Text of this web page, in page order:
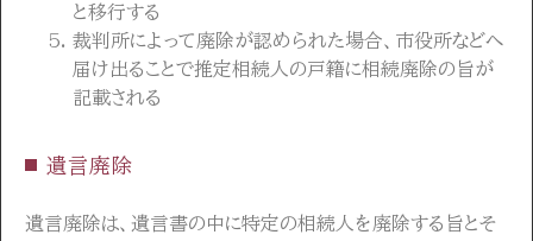
と移行する
裁判所によって廃除が認められた場合、市役所などへ
届け出ることで推定相続人の戸籍に相続廃除の旨が
記載される
遺言廃除
遺言廃除は、遺言書の中に特定の相続人を廃除する旨とそ